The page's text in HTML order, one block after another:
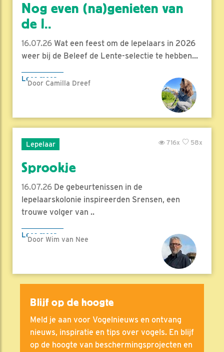
Nog even (na)genieten van
de l..
16.07.26 Wat een feest om de lepelaars in 2026
weer bij de Beleef de Lente-selectie te hebben...
Lees meer
Door Camilla Dreef
Lepelaar 58x
716x
Sprookje
16.07.26 De gebeurtenissen in de
lepelaarskolonie inspireerden Srensen, een
trouwe volger van ..
Lees meer
Door Wim van Nee
Blijf op de hoogte
Meld je aan voor Vogelnieuws en ontvang
nieuws, inspiratie en tips over vogels. En blijf
op de hoogte van beschermingsprojecten en